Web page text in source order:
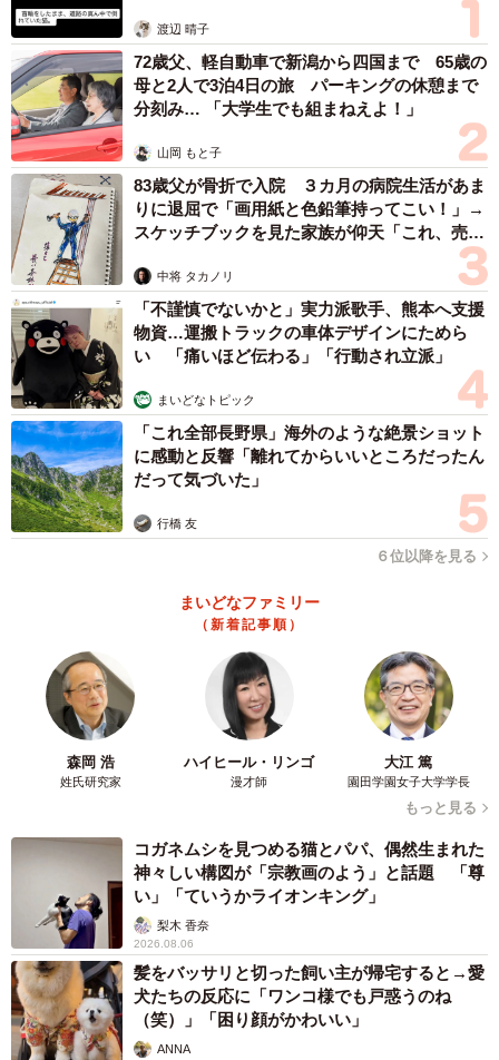
渡辺 晴子
72歳父、軽自動車で新潟から四国まで 65歳の
母と2人で3泊4日の旅 パーキングの休憩まで
分刻み… 「大学生でも組まねえよ！」
山岡 もと子
83歳父が骨折で入院 ３カ月の病院生活があま
りに退屈で「画用紙と色鉛筆持ってこい！」→
スケッチブックを見た家族が仰天「これ、売れ
中将 タカノリ
「不謹慎でないかと」実力派歌手、熊本へ支援
物資…運搬トラックの車体デザインにためら
い 「痛いほど伝わる」「行動され立派」
まいどなトピック
「これ全部長野県」海外のような絶景ショット
に感動と反響「離れてからいいところだったん
だって気づいた」
行橋 友
６位以降を見る
まいどなファミリー
（新着記事順）
森岡 浩
姓氏研究家
ハイヒール・リンゴ
漫才師
大江 篤
園田学園女子大学学長
もっと見る
コガネムシを見つめる猫とパパ、偶然生まれた
神々しい構図が「宗教画のよう」と話題 「尊
い」「ていうかライオンキング」
梨木 香奈
2026.08.06
髪をバッサリと切った飼い主が帰宅すると→愛
犬たちの反応に「ワンコ様でも戸惑うのね
（笑）」「困り顔がかわいい」
ANNA